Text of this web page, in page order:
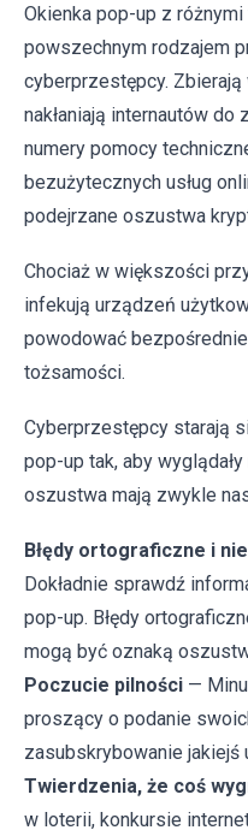
Okienka pop-up z
powszechnym rodzajem
cyberprzestępcy.
nakłaniają internautów
numery pomocy
bezużytecznych usług
podejrzane oszustwa
Chociaż w większości
infekują urządzeń
powodować
tożsamości.
Cyberprzestępcy starają
pop-up tak, aby
oszustwa mają zwykle
Błędy ortograficzne i
Dokładnie sprawdź
pop-up. Błędy
mogą być oznaką
Poczucie pilności —
proszący o podanie
zasubskrybowanie jakiejś
Twierdzenia, że coś
w loterii, konkursie